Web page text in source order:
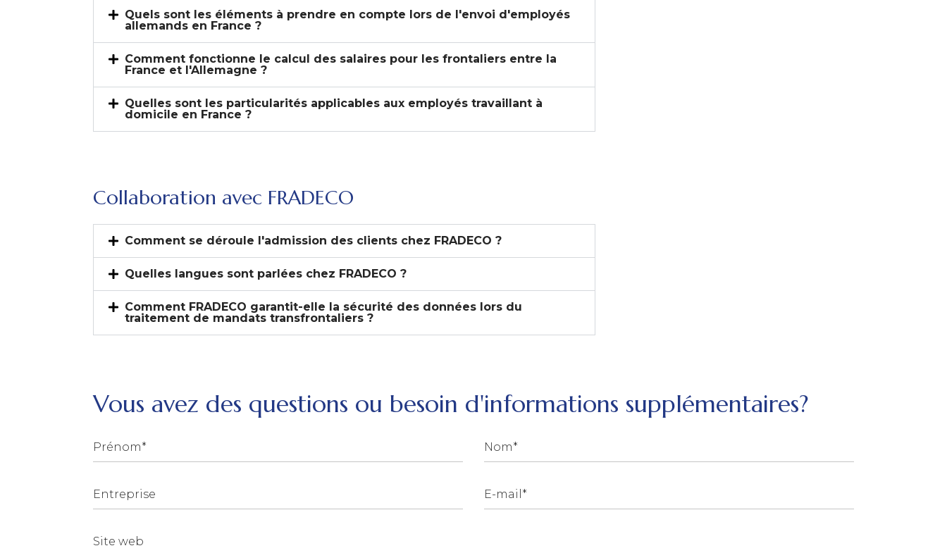
Quels sont les éléments à prendre en compte lors de l'envoi d'employés
allemands en France ?
Comment fonctionne le calcul des salaires pour les frontaliers entre la
France et l'Allemagne ?
Quelles sont les particularités applicables aux employés travaillant à
domicile en France ?
Collaboration avec FRADECO
Comment se déroule l'admission des clients chez FRADECO ?
Quelles langues sont parlées chez FRADECO ?
Comment FRADECO garantit-elle la sécurité des données lors du
traitement de mandats transfrontaliers ?
Vous avez des questions ou besoin d'informations supplémentaires?